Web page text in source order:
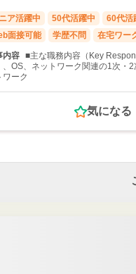
ア活躍中 50代活躍中 60代活
面接可能
学歴不問 在宅ワー
内容
■主な職務内容（Key
、OS、ネットワーク関連の1次・
ワーク
気になる